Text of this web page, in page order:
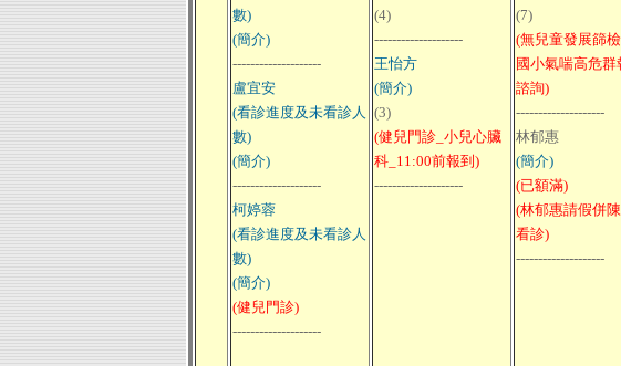
數)
(簡介)
--------------------
盧宜安
(看診進度及未看診人
數)
(簡介)
--------------------
柯婷蓉
(看診進度及未看診人
數)
(簡介)
(健兒門診)
--------------------
(4)
--------------------
王怡方
(簡介)
(3)
(健兒門診_小兒心臟
科_11:00前報到)
--------------------
(7)
(無兒童發展篩
國小氣喘高危群
諮詢)
--------------------
林郁惠
(簡介)
(已額滿)
(林郁惠請假併
看診)
--------------------